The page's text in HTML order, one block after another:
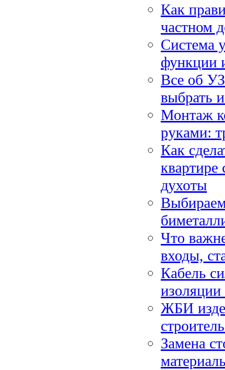
Как
частном
Система
функции
Все об
выбрать
Монтаж
руками:
Как
духоты
Что
входы,
Кабель
ЖБИ
Замена